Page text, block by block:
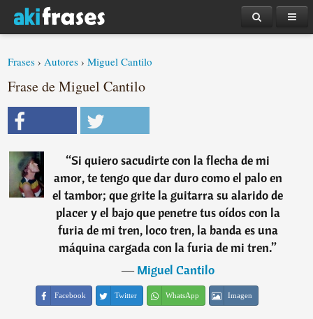
Frases ›Autores ›Miguel Cantilo
Frase de Miguel Cantilo
“Si quiero sacudirte con la flecha de mi
amor, te tengo que dar duro como el palo en
el tambor; que grite la guitarra su alarido de
placer y el bajo que penetre tus oídos con la
furia de mi tren, loco tren, la banda es una
máquina cargada con la furia de mi tren.”
―Miguel Cantilo
Facebook Twitter WhatsApp Imagen